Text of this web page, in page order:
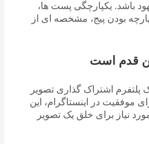
باشد. یکپارچگی پست ها،
بودن پیج، مشخصه ای از
پلتفرم اشتراک گذاری تصویر
موفقیت در اینستاگرام، این
نیاز برای خلق یک تصویر